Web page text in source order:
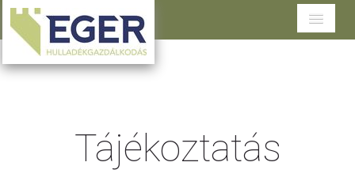
Szolgáltatások területenként
Tájékoztatás